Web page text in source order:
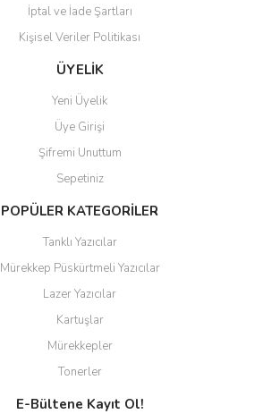
Gönder
İptal ve İade Şartları
Kişisel Veriler Politikası
ÜYELİK
Yeni Üyelik
Üye Girişi
Şifremi Unuttum
Sepetiniz
POPÜLER KATEGORİLER
Tanklı Yazıcılar
Mürekkep Püskürtmeli Yazıcılar
Lazer Yazıcılar
Kartuşlar
Mürekkepler
Tonerler
E-Bültene Kayıt Ol!